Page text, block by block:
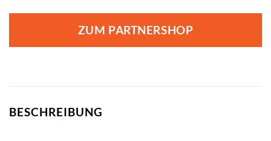
war:
299,00 €
ist:
179,00 €.
ZUM PARTNERSHOP
BESCHREIBUNG